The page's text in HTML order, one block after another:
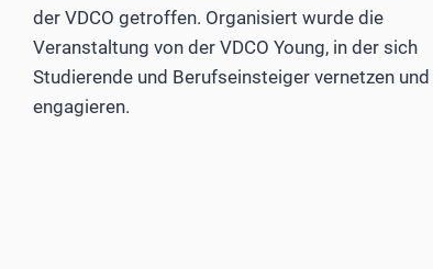
der VDCO getroffen. Organisiert wurde die
Veranstaltung von der VDCO Young, in der sich
Studierende und Berufseinsteiger vernetzen und
engagieren.